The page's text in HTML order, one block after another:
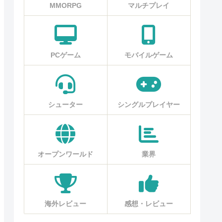
MMORPG マルチプレイ
PCゲーム モバイルゲーム
シューター シングルプレイヤー
オープンワールド 業界
海外レビュー 感想・レビュー